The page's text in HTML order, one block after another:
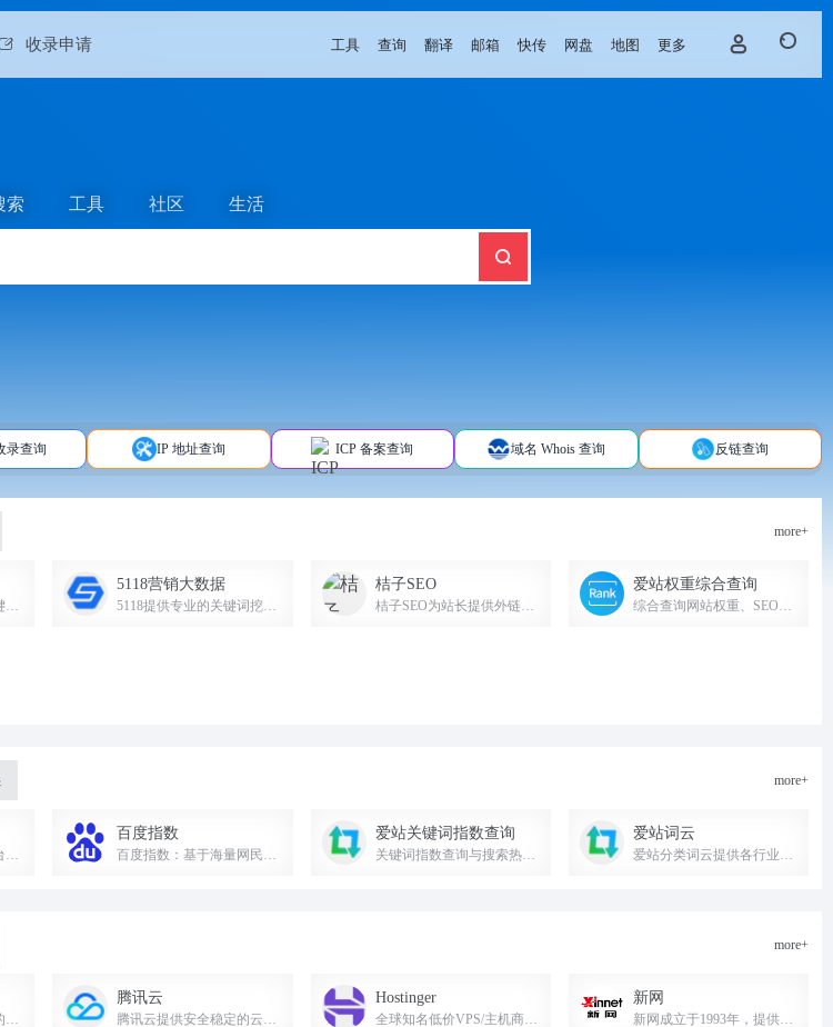
收录申请 工具 查询 翻译 邮箱 快传 网盘 地图 更多
索 工具 社区 生活
录查询 IP 地址查询 ICP 备案查询 域名 Whois 查询 反链查询
more+
5118营销大数据 桔子SEO
桔子SEO为站长提供外链查询，批量查反链、老域名挖掘、网站建站历史快照记录、网站标题和内容关键字主题密度检测等的SEO站长工具网
爱站权重综合查询
more+
百度指数 爱站关键词指数查询
关键词指数查询与搜索热度趋势分析工具
爱站词云
more+
腾讯云 Hostinger
全球知名低价VPS/主机商，AI建站工具免费好用，支持支付宝。
新网
新网成立于1993年，提供云服务器、网站建设、域名注册、虚拟主机、企业邮箱等互联网基础应用服务。